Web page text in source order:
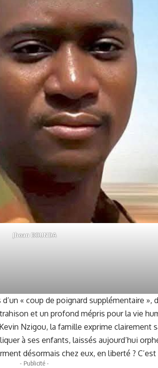
Jhoan BOUNDA
« coup de poignard supplémentaire »,
et un profond mépris pour la vie
Nzigou, la famille exprime clairement
à ses enfants, laissés aujourd’hui
désormais chez eux, en liberté ? C’est
- Publicité -